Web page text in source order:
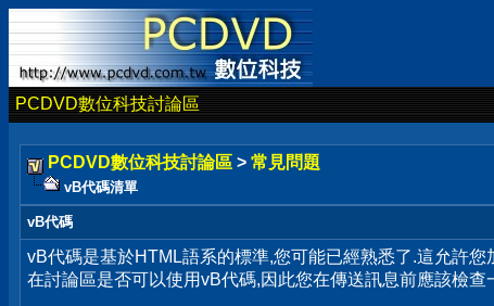
PCDVD數位科技討論區
PCDVD數位科技討論區 > 常見問題
vB代碼清單
vB代碼
vB代碼是基於HTML語系的標準,您可能已經熟悉了.這允許
在討論區是否可以使用vB代碼,因此您在傳送訊息前應該檢查